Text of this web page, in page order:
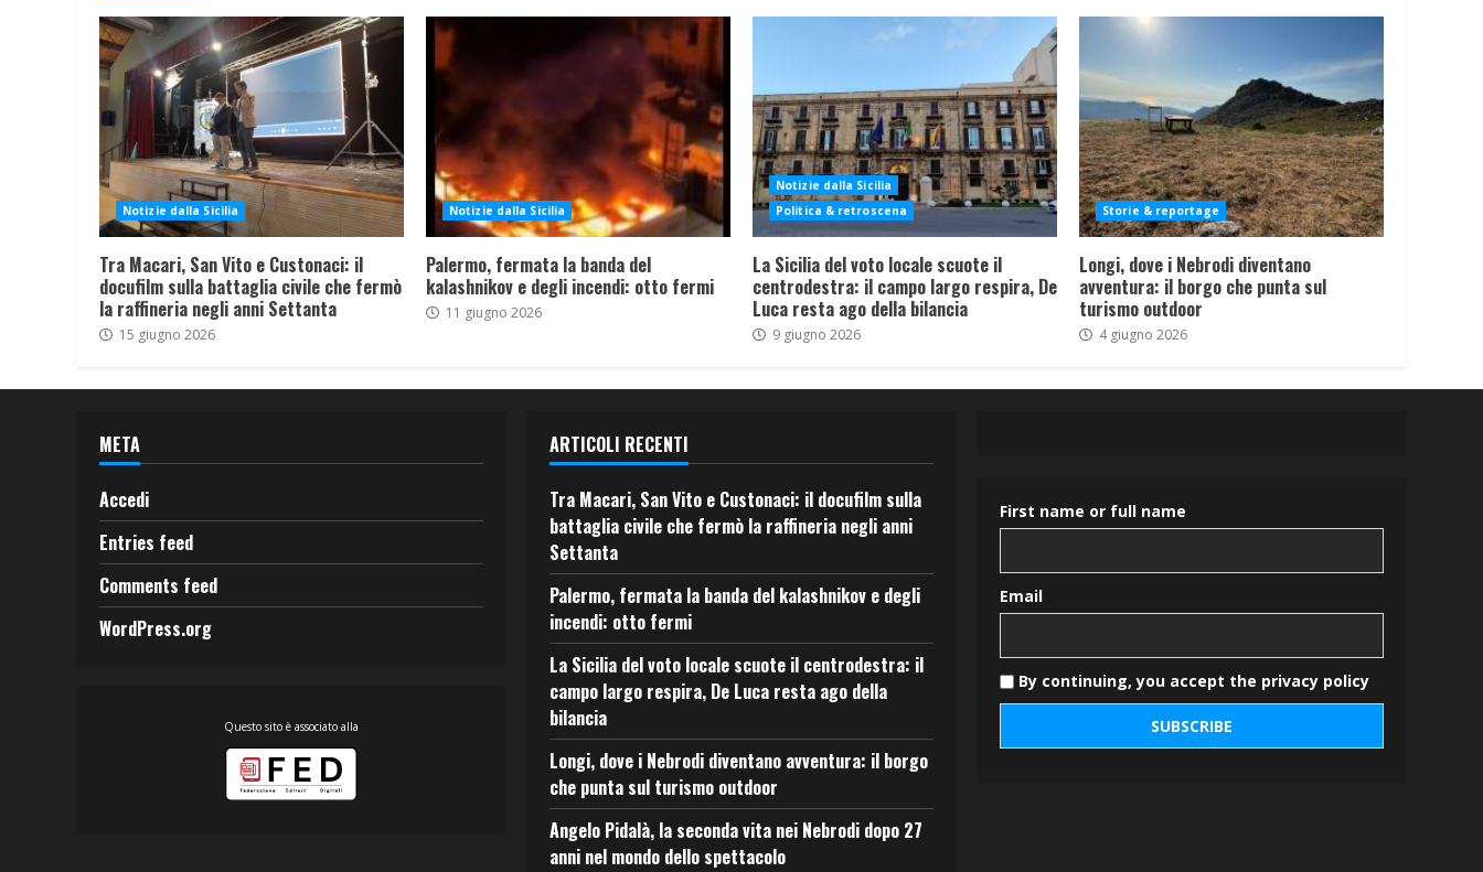
Notizie dalla Sicilia
Tra Macari, San Vito e Custonaci: il
docufilm sulla battaglia civile che fermò
la raffineria negli anni Settanta
15 giugno 2026
Notizie dalla Sicilia
Palermo, fermata la banda del
kalashnikov e degli incendi: otto fermi
11 giugno 2026
Notizie dalla Sicilia
Politica & retroscena
La Sicilia del voto locale scuote il
centrodestra: il campo largo respira, De
Luca resta ago della bilancia
9 giugno 2026
Storie & reportage
Longi, dove i Nebrodi diventano
avventura: il borgo che punta sul
turismo outdoor
4 giugno 2026
META
Accedi
Entries feed
Comments feed
WordPress.org
Questo sito è associato alla
ARTICOLI RECENTI
Tra Macari, San Vito e Custonaci: il docufilm sulla
battaglia civile che fermò la raffineria negli anni
Settanta
Palermo, fermata la banda del kalashnikov e degli
incendi: otto fermi
La Sicilia del voto locale scuote il centrodestra: il
campo largo respira, De Luca resta ago della
bilancia
Longi, dove i Nebrodi diventano avventura: il borgo
che punta sul turismo outdoor
Angelo Pidalà, la seconda vita nei Nebrodi dopo 27
anni nel mondo dello spettacolo
First name or full name
Email
By continuing, you accept the privacy policy